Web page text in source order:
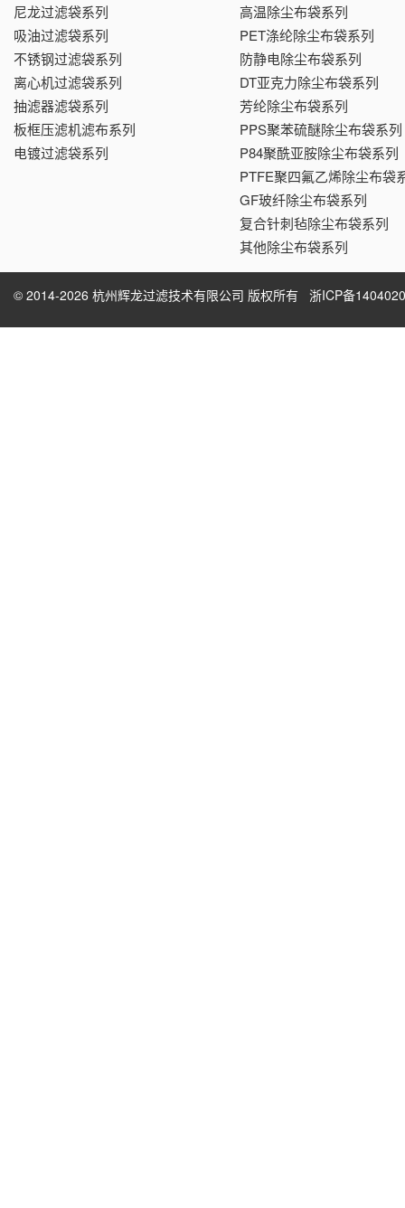
尼龙过滤袋系列
吸油过滤袋系列
不锈钢过滤袋系列
离心机过滤袋系列
抽滤器滤袋系列
板框压滤机滤布系列
电镀过滤袋系列
高温除尘布袋系列
PET涤纶除尘布袋系列
防静电除尘布袋系列
DT亚克力除尘布袋系列
芳纶除尘布袋系列
PPS聚苯硫醚除尘布袋系列
P84聚酰亚胺除尘布袋系列
PTFE聚四氟乙烯除尘布袋
GF玻纤除尘布袋系列
复合针刺毡除尘布袋系列
其他除尘布袋系列
© 2014-2026 杭州辉龙过滤技术有限公司 版权所有 浙ICP备